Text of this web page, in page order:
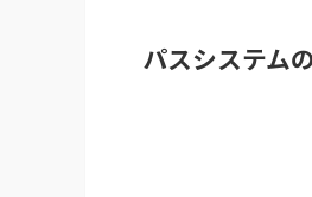
パスシステム